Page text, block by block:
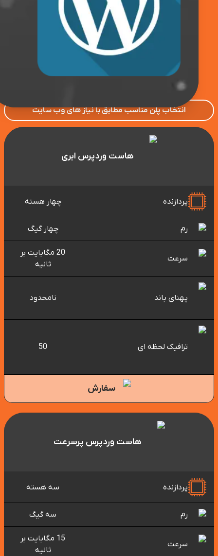
انتخاب پلن مناسب مطابق با نیاز های وب سایت
هاست وردپرس ابری
پردازنده چهار هسته
رم چهار گیگ
سرعت
20 مگابایت بر
ثانیه
پهنای باند نامحدود
ترافیک لحظه ای
سفارش
هاست وردپرس پرسرعت
پردازنده سه هسته
رم سه گیگ
سرعت
15 مگابایت بر
ثانیه